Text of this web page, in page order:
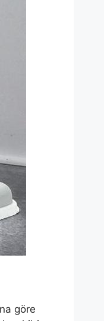
göre